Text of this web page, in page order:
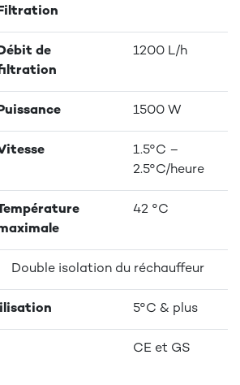
de
1200 L/h
1500 W
1.5°C –
2.5°C/heure
42 °C
Double isolation du réchauffeur
5°C & plus
CE et GS